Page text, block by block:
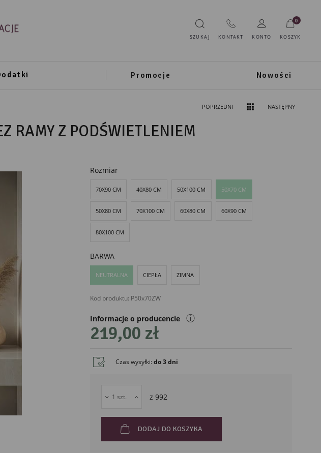
SZUKAJ KONTAKT KONTO KOSZYK
0
Promocje Nowości
POPRZEDNI NASTĘPNY
RAMY Z PODŚWIETLENIEM
Rozmiar
70X90 CM 40X80 CM 50X100 CM 50X70 CM
50X80 CM 70X100 CM 60X80 CM 60X90 CM
80X100 CM
BARWA
NEUTRALNA CIEPŁA ZIMNA
Kod produktu: P50x70ZW
Informacje o producencie
PRODUCENT
DekoracjeIrys.pl Paweł Ćwikliński
ⓘ
219,00 zł
Czas wysyłki:do 3 dni
z 992
DODAJ DO KOSZYKA